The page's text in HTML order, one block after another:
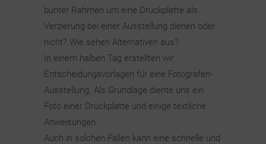
bunter Rahmen um eine Druckplatte als
Verzierung bei einer Ausstellung dienen oder
nicht? Wie sehen Alternativen aus?
In einem halben Tag erstellten wir
Entscheidungsvorlagen für eine Fotografen-
Ausstellung. Als Grundlage diente uns ein
Foto einer Druckplatte und einige textliche
Anweisungen.
Auch in solchen Fällen kann eine schnelle und